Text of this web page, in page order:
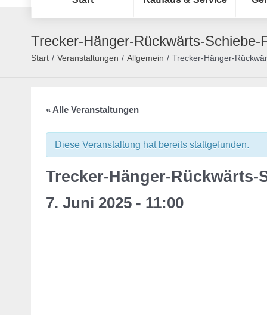
Trecker-Hänger-Rückwärts-Schiebe-
Start / Veranstaltungen / Allgemein / Trecker-Hänger-
« Alle Veranstaltungen
Diese Veranstaltung hat bereits stattgefunden.
Trecker-Hänger-
7. Juni 2025 - 11:00